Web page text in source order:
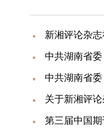
新湘评论杂
中共湖南省
中共湖南省
关于新湘评
第三届中国